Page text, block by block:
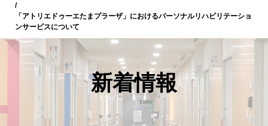
/
「アトリエドゥーエたまプラーザ」におけるパーソナルリハビリテーショ
ンサービスについて
新着情報